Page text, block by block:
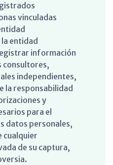
vinculadas
entidad
información
consultores,
independientes,
la responsabilidad
y
para el
datos personales,
cualquier
de su captura,